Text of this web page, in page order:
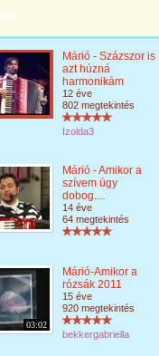
Márió - Százszor is
azt húzná
harmonikám
12 éve
802 megtekintés
Izolda3
Márió - Amikor a
szívem úgy
dobog....
14 éve
64 megtekintés
03:02
Márió-Amikor a
rózsák 2011
15 éve
920 megtekintés
bekkergabriella